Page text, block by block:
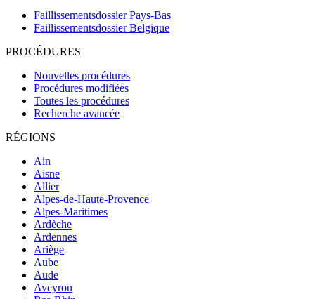
Faillissementsdossier Pays-Bas
Faillissementsdossier Belgique
PROCÉDURES
Nouvelles procédures
Procédures modifiées
Toutes les procédures
Recherche avancée
RÉGIONS
Ain
Aisne
Allier
Alpes-de-Haute-Provence
Alpes-Maritimes
Ardèche
Ardennes
Ariège
Aube
Aude
Aveyron